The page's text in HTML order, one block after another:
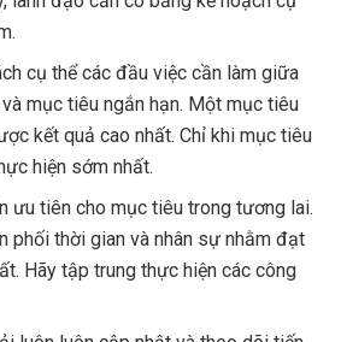
cụ thể các đầu việc cần làm giữa
mục tiêu ngắn hạn. Một mục tiêu
kết quả cao nhất. Chỉ khi mục tiêu
hiện sớm nhất.
ưu tiên cho mục tiêu trong tương lai.
phối thời gian và nhân sự nhằm đạt
Hãy tập trung thực hiện các công